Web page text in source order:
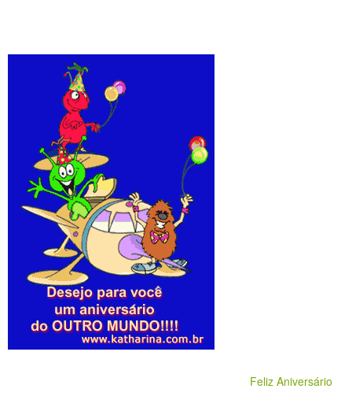
Feliz Aniversário